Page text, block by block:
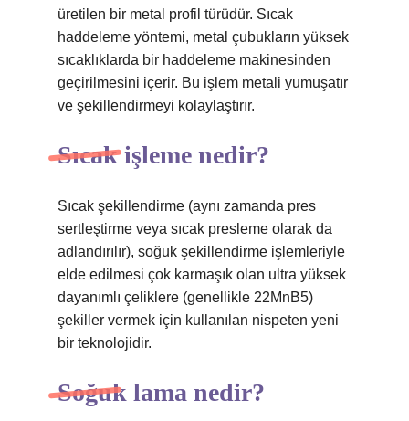
üretilen bir metal profil türüdür. Sıcak
haddeleme yöntemi, metal çubukların yüksek
sıcaklıklarda bir haddeleme makinesinden
geçirilmesini içerir. Bu işlem metali yumuşatır
ve şekillendirmeyi kolaylaştırır.
Sıcak işleme nedir?
Sıcak şekillendirme (aynı zamanda pres
sertleştirme veya sıcak presleme olarak da
adlandırılır), soğuk şekillendirme işlemleriyle
elde edilmesi çok karmaşık olan ultra yüksek
dayanımlı çeliklere (genellikle 22MnB5)
şekiller vermek için kullanılan nispeten yeni
bir teknolojidir.
Soğuk lama nedir?